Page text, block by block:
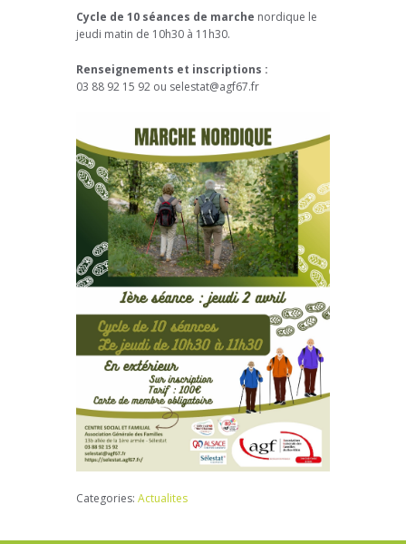
Cycle de 10 séances de marche nordique le
jeudi matin de 10h30 à 11h30.
Renseignements et inscriptions :
03 88 92 15 92 ou selestat@agf67.fr
Categories: Actualites